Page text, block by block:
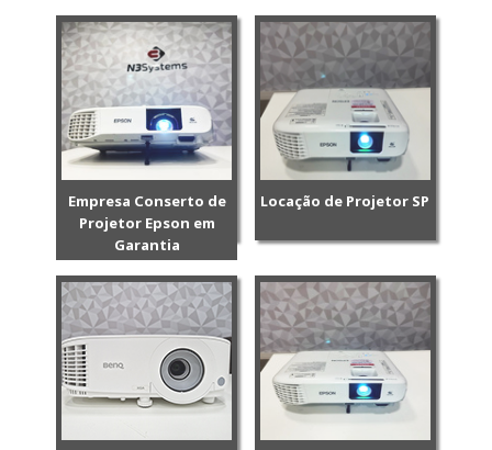
Empresa Conserto de
Projetor Epson em
Garantia
Locação de Projetor SP